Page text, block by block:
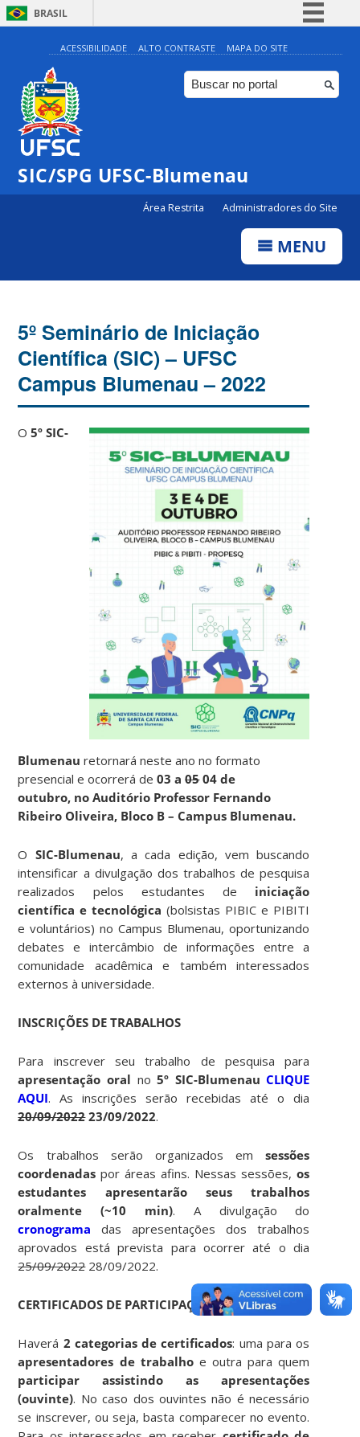
BRASIL
Simplifique!
Comunica BR
Participe
Canais
ACESSIBILIDADE ALTO CONTRASTE MAPA DO SITE
SIC/SPG UFSC-Blumenau
Área Restrita Administradores do Site
MENU
5º Seminário de Iniciação
Científica (SIC) – UFSC
Campus Blumenau – 2022
O5º SIC-
Blumenau retornará neste ano no formato
presencial e ocorrerá de03 a05 04 de
outubro, no Auditório Professor Fernando
Ribeiro Oliveira, Bloco B – Campus Blumenau.
O SIC-Blumenau, a cada edição, vem buscando
intensificar a divulgação dos trabalhos de pesquisa
realizados pelos estudantes de iniciação
científica e tecnológica (bolsistas PIBIC e PIBITI
e voluntários) no Campus Blumenau, oportunizando
debates e intercâmbio de informações entre a
comunidade acadêmica e também interessados
externos à universidade.
INSCRIÇÕES DE TRABALHOS
Para inscrever seu trabalho de pesquisa para
apresentação oral no5º SIC-Blumenau CLIQUE
AQUI. As inscrições serão recebidas até o dia
20/09/202223/09/2022.
Os trabalhos serão organizados emsessões
coordenadas por áreas afins. Nessas sessões,os
estudantes apresentarão seus trabalhos
oralmente (~10 min). A divulgação do
cronograma das apresentações dos trabalhos
aprovados está prevista para ocorrer até o dia
25/09/202228/09/2022.
CERTIFICADOS DE PARTICIPAÇÃO
Haverá 2 categorias de certificados: uma para os
apresentadores de trabalhoe outra para quem
participar assistindo as apresentações
(ouvinte). No caso dos ouvintes não é necessário
se inscrever, ou seja, basta comparecer no evento.